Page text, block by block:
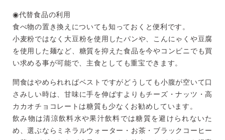
◉代替食品の利用
食べ物の置き換えについても知っておくと便利です。
小麦粉ではなく大豆粉を使用したパンや、こんにゃくや豆腐
を使用 した麺など、糖質を抑えた食品を今やコンビニでも買
い求める事が可能で、主食としても重宝できます。
間食はやめられればベストですがどうしても小腹が空いて口
さみし い時は、甘味に手を伸ばすよりもチーズ・ナッツ・高
カカオチョコ レートは糖質も少なくお勧めしています。
飲み物は清涼飲料水や果汁飲料では糖質を避けられないた
め、選ぶならミネラルウォーター・お茶・ブラックコーヒー